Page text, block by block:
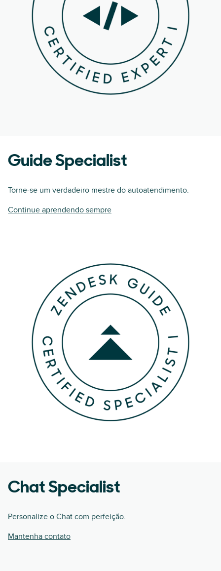
Guide Specialist
Torne-se um verdadeiro mestre do autoatendimento.
Continue aprendendo sempre
Chat Specialist
Personalize o Chat com perfeição.
Mantenha contato